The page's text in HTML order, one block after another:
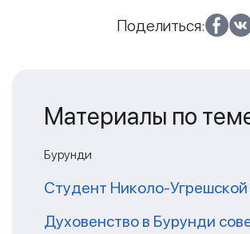
Поделиться:
Материалы по
Бурунди
Студент Николо-
Духовенство в Бурунди